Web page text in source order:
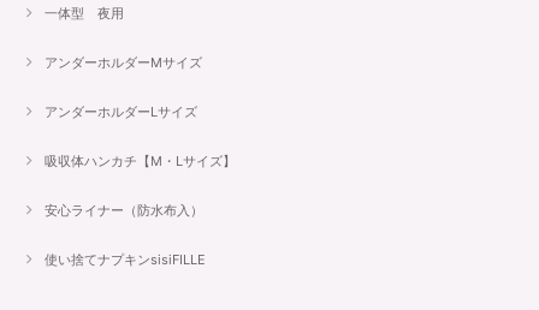
一体型 夜用
アンダーホルダーMサイズ
アンダーホルダーLサイズ
吸収体ハンカチ【M・Lサイズ】
安心ライナー（防水布入）
使い捨てナプキンsisiFILLE